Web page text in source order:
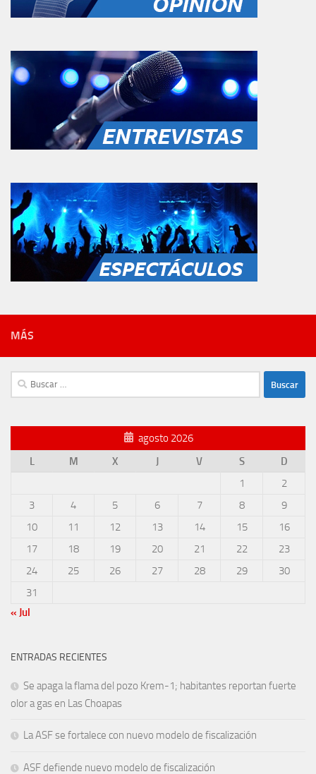
MÁS
Buscar:
agosto 2026
L
M X J V S
D
1
2
3
4 5 6 7 8
9
10
11 12 13 14 15
16
17
18 19 20 21 22
23
24
25 26 27 28 29
30
31
« Jul
ENTRADAS RECIENTES
Se apaga la flama del pozo Krem-1; habitantes reportan fuerte
olor a gas en Las Choapas
La ASF se fortalece con nuevo modelo de fiscalización
ASF defiende nuevo modelo de fiscalización